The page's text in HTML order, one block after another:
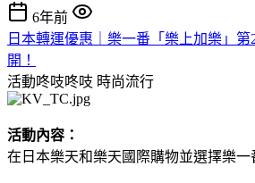
6年前
日本轉運優惠｜樂一番「樂上加樂」
開！
活動咚吱咚吱 時尚流行
活動內容：
在日本樂天和樂天國際購物並選擇樂一